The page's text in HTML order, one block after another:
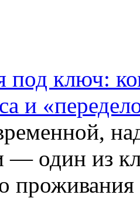
под ключ:
и
— один из
проживания